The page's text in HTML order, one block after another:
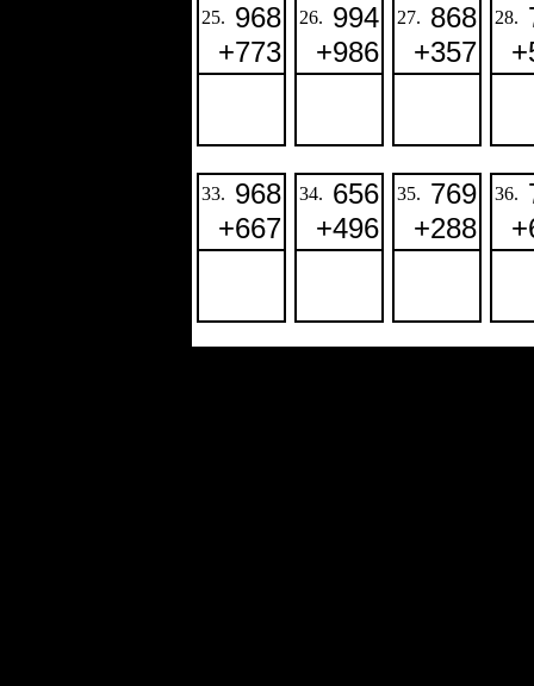
25. 968
+773
26. 994
+986
27. 868
+357
28.
+
33. 968
+667
34. 656
+496
35. 769
+288
36.
+